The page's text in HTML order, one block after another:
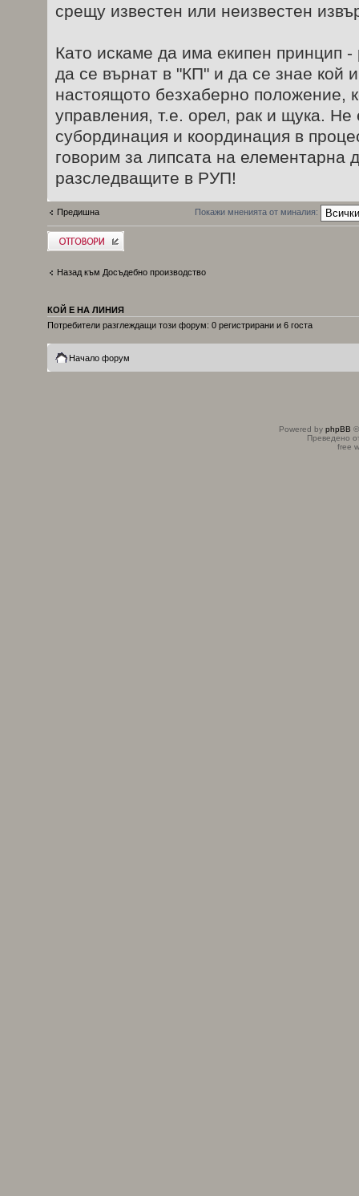
срещу известен или неизвестен
Като искаме да има екипен принцип
да се върнат в "КП" и да се знае кой
настоящото безхаберно положение,
управления, т.е. орел, рак и щука.
субординация и координация в
говорим за липсата на елементарна
разследващите в РУП!
Предишна Покажи мненията от миналия:
Добави отговор
Назад към Досъдебно производство
КОЙ Е НА ЛИНИЯ
Потребители разглеждащи този форум: 0 регистрирани и 6 госта
Начало форум
Powered by phpBB
Преведено
free